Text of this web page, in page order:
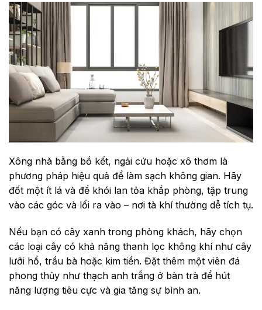
Xông nhà bằng bồ kết, ngải cứu hoặc xô thơm là
phương pháp hiệu quả để làm sạch không gian. Hãy
đốt một ít lá và để khói lan tỏa khắp phòng, tập trung
vào các góc và lối ra vào – nơi tà khí thường dễ tích tụ.
Nếu bạn có cây xanh trong phòng khách, hãy chọn
các loại cây có khả năng thanh lọc không khí như cây
lưỡi hổ, trầu bà hoặc kim tiền. Đặt thêm một viên đá
phong thủy như thạch anh trắng ở bàn trà để hút
năng lượng tiêu cực và gia tăng sự bình an.